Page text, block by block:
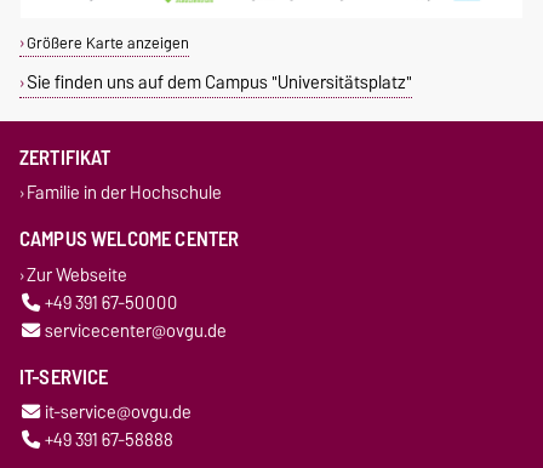
Größere Karte anzeigen
Sie finden uns auf dem Campus "Universitätsplatz"
ZERTIFIKAT
Familie in der Hochschule
CAMPUS WELCOME CENTER
Zur Webseite
+49 391 67-50000
servicecenter@ovgu.de
IT-SERVICE
it-service@ovgu.de
+49 391 67-58888